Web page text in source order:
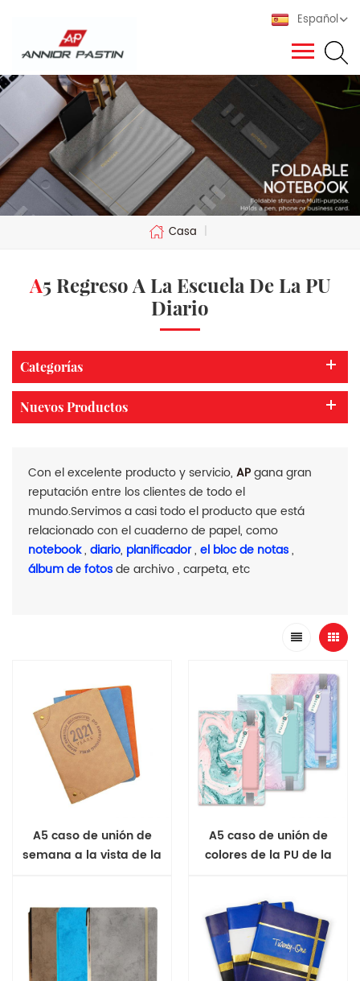
Español
Casa |
A5 Regreso A La Escuela De La PU
Diario
Categorías
Nuevos Productos
Con el excelente producto y servicio, APgana gran
reputación entre los clientes de todo el
mundo.Servimos a casi todo el producto que está
relacionado con el cuaderno de papel, como
notebook, diario, planificador, el bloc de notas,
álbum de fotosde archivo , carpeta, etc
A5 caso de unión de
semana a la vista de la
A5 caso de unión de
colores de la PU de la